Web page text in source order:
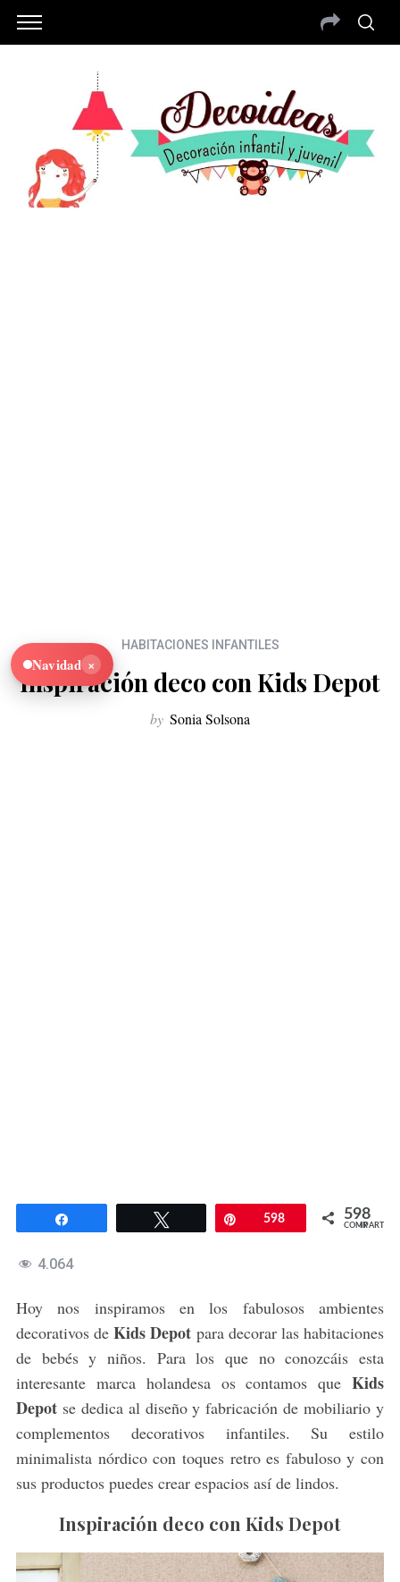
HABITACIONES INFANTILES
Inspiración deco con Kids Depot
by Sonia Solsona
Twittear Pin598 598
COMPARTIR
4.064
Hoy nos inspiramos en los fabulosos ambientes
decorativos deKids Depot para decorar las habitaciones
de bebés y niños. Para los que no conozcáis esta
interesante marca holandesa os contamos queKids
Depotse dedica al diseño y fabricación de mobiliario y
complementos decorativos infantiles. Su estilo
minimalista nórdico con toques retro es fabuloso y con
sus productos puedes crear espacios así de lindos.
Inspiración deco con Kids Depot
Navidad ×